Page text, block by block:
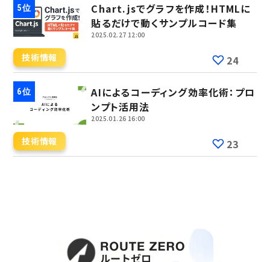
Chart.jsでグラフを作成！HTMLに
貼るだけで動くサンプルコード集
2025.02.27 12:00
技術情報 24
AIによるコーディング効率化術：プロ
ンプト活用法
2025.01.26 16:00
技術情報 23